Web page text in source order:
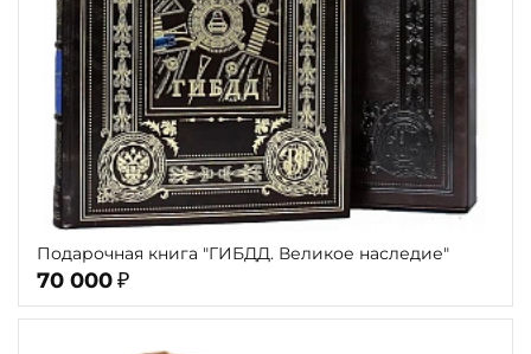
Подарочная книга "ГИБДД. Великое наследие"
70 000 ₽